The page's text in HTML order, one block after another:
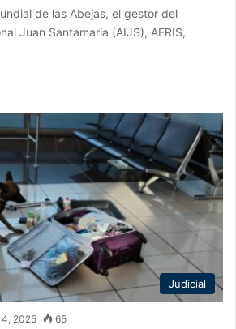
de las Abejas, el gestor del
Juan Santamaría (AIJS), AERIS,
Judicial
4, 2025 65